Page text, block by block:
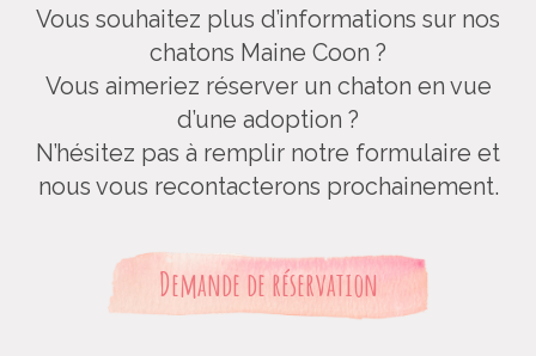
Vous souhaitez plus d’informations sur nos
chatons Maine Coon ?
Vous aimeriez réserver un chaton en vue
d’une adoption ?
N’hésitez pas à remplir notre formulaire et
nous vous recontacterons prochainement.
Demande de réservation